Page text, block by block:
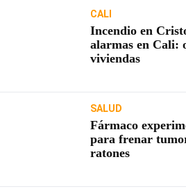
CALI
Incendio en
alarmas en Cali:
viviendas
SALUD
Fármaco
para frenar
ratones